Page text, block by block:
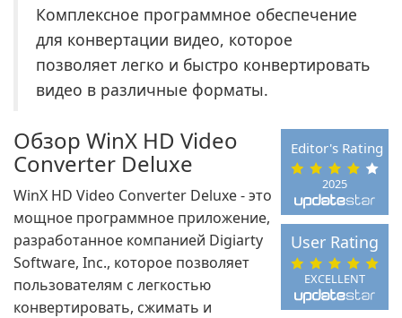
Комплексное программное обеспечение
для конвертации видео, которое
позволяет легко и быстро конвертировать
видео в различные форматы.
2025
Editor's Rating
EXCELLENT
User Rating
Обзор WinX HD Video
Converter Deluxe
WinX HD Video Converter Deluxe - это
мощное программное приложение,
разработанное компанией Digiarty
Software, Inc., которое позволяет
пользователям с легкостью
конвертировать, сжимать и